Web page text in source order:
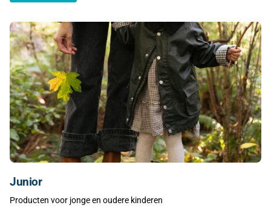
Junior
Producten voor jonge en oudere kinderen